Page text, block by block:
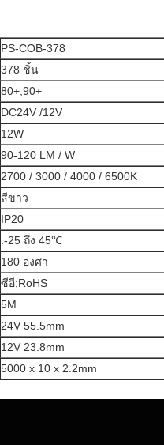
PS-COB-378
378 ชิ้น
80+,90+
DC24V /12V
12W
90-120 LM / W
2700 / 3000 / 4000 / 6500K
สีขาว
IP20
.-25 ถึง 45℃
180 องศา
ซีอี;RoHS
5M
24V 55.5mm
12V 23.8mm
5000 x 10 x 2.2mm